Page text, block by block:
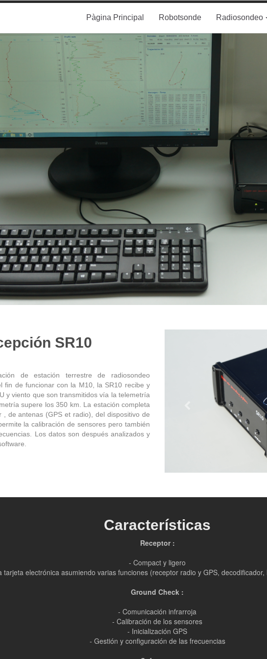
Pàgina Principal Robotsonde Radiosondeo
SR10
de estación terrestre de radiosondeo
fin de funcionar con la M10, la SR10 recibe y
y viento que son transmitidos vía la telemetría
supere los 350 km. La estación completa
de antenas (GPS et radio), del dispositivo de
la calibración de sensores pero también
Los datos son después analizados y
Previous
Características
Receptor :
- Compact y ligero
tarjeta electrónica asumiendo varias funciones (receptor radio y GPS,
Ground Check :
- Comunicación infrarroja
- Calibración de los sensores
- Inicialización GPS
- Gestión y configuración de las frecuencias